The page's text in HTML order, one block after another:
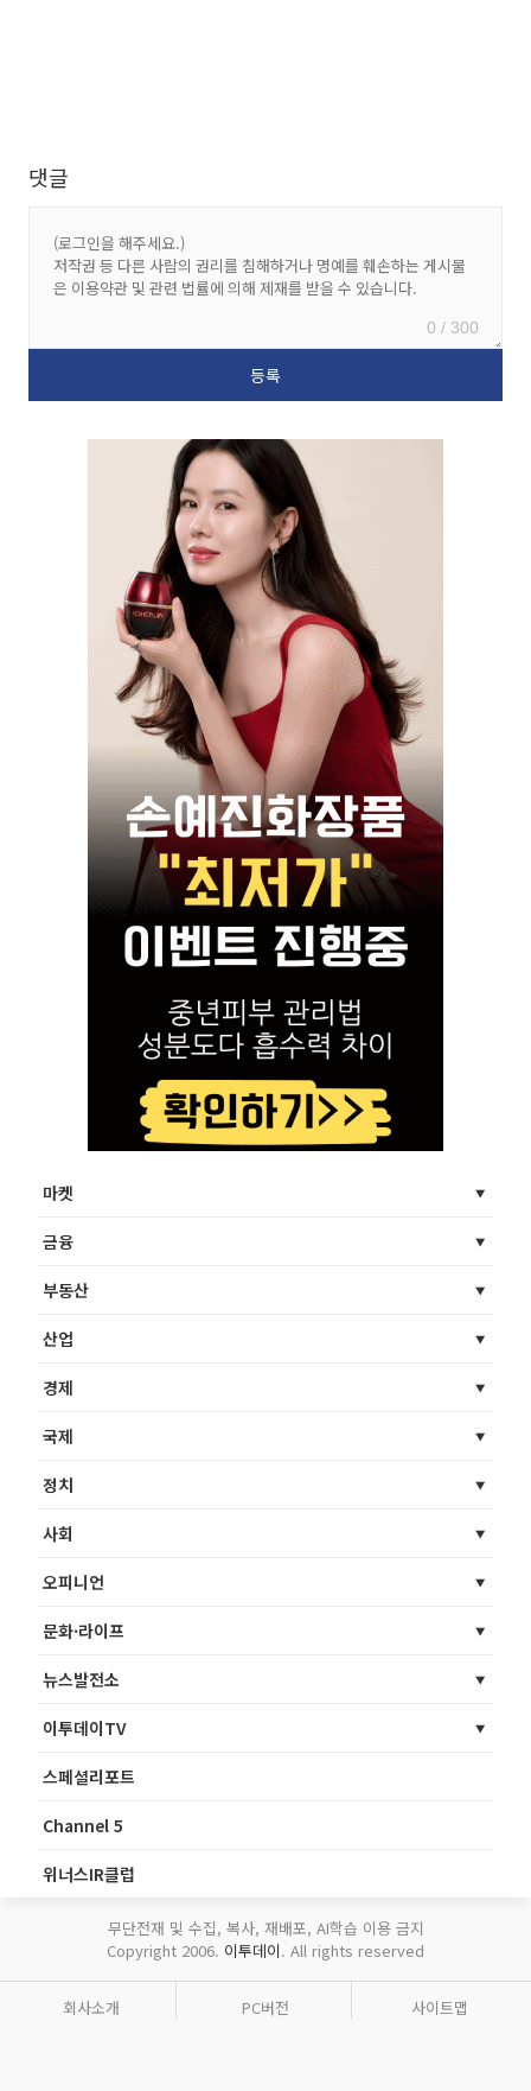
댓글
0 / 300
마켓
금융
부동산
산업
경제
국제
정치
사회
오피니언
문화·라이프
뉴스발전소
이투데이TV
스페셜리포트
Channel 5
위너스IR클럽
무단전재 및 수집, 복사, 재배포, AI학습 이용 금지
Copyright 2006. 이투데이. All rights reserved
회사소개 PC버전 사이트맵